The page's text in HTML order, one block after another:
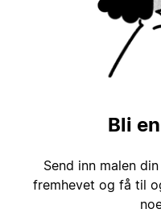
Bli
Send inn malen
fremhevet og få til